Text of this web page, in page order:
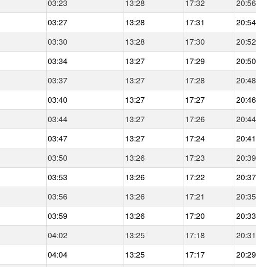
03:23 13:28 17:32 20:56
03:27 13:28 17:31 20:54
03:30 13:28 17:30 20:52
03:34 13:27 17:29 20:50
03:37 13:27 17:28 20:48
03:40 13:27 17:27 20:46
03:44 13:27 17:26 20:44
03:47 13:27 17:24 20:41
03:50 13:26 17:23 20:39
03:53 13:26 17:22 20:37
03:56 13:26 17:21 20:35
03:59 13:26 17:20 20:33
04:02 13:25 17:18 20:31
04:04 13:25 17:17 20:29